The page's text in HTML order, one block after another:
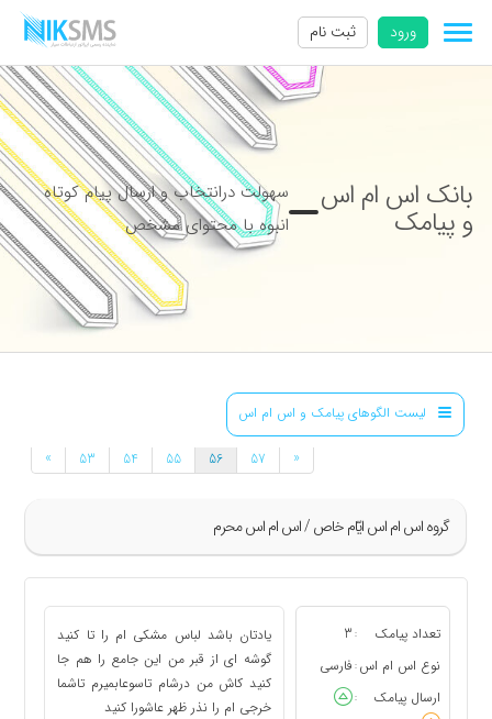
ورود ثبت نام
بانک اس ام اس
و پیامک
سهولت درانتخاب و ارسال پیام کوتاه
انبوه با محتوای مشخص
لیست الگوهای پیامک و اس ام اس
گروه اس ام اس ايّام خاص / اس ام اس محرم
» 53 54 55 56 57 «
تعداد پیامک :
3
نوع اس ام اس : فارسی
ارسال پیامک
:
یادتان باشد لباس مشکی ام را تا کنید
گوشه ای از قبر من این جامع را هم جا
کنید کاش من درشام تاسوعابمیرم تاشما
خرجی ام را نذر ظهر عاشورا کنید